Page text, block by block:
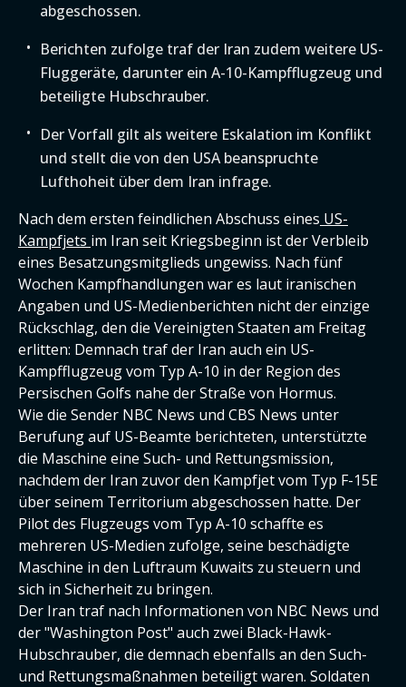
abgeschossen.
Berichten zufolge traf der Iran zudem weitere US-
Fluggeräte, darunter ein A-10-Kampfflugzeug und
beteiligte Hubschrauber.
Der Vorfall gilt als weitere Eskalation im Konflikt
und stellt die von den USA beanspruchte
Lufthoheit über dem Iran infrage.
Nach dem ersten feindlichen Abschuss eines US-
Kampfjets im Iran seit Kriegsbeginn ist der Verbleib
eines Besatzungsmitglieds ungewiss. Nach fünf
Wochen Kampfhandlungen war es laut iranischen
Angaben und US-Medienberichten nicht der einzige
Rückschlag, den die Vereinigten Staaten am Freitag
erlitten: Demnach traf der Iran auch ein US-
Kampfflugzeug vom Typ A-10 in der Region des
Persischen Golfs nahe der Straße von Hormus.
Wie die Sender NBC News und CBS News unter
Berufung auf US-Beamte berichteten, unterstützte
die Maschine eine Such- und Rettungsmission,
nachdem der Iran zuvor den Kampfjet vom Typ F-15E
über seinem Territorium abgeschossen hatte. Der
Pilot des Flugzeugs vom Typ A-10 schaffte es
mehreren US-Medien zufolge, seine beschädigte
Maschine in den Luftraum Kuwaits zu steuern und
sich in Sicherheit zu bringen.
Der Iran traf nach Informationen von NBC News und
der "Washington Post" auch zwei Black-Hawk-
Hubschrauber, die demnach ebenfalls an den Such-
und Rettungsmaßnahmen beteiligt waren. Soldaten